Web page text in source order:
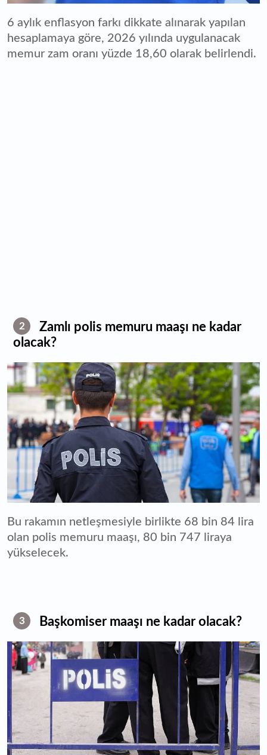
6 aylık enflasyon farkı dikkate alınarak yapılan
hesaplamaya göre, 2026 yılında uygulanacak
memur zam oranı yüzde 18,60 olarak belirlendi.
2
Zamlı polis memuru maaşı ne kadar
olacak?
Bu rakamın netleşmesiyle birlikte 68 bin 84 lira
olan polis memuru maaşı, 80 bin 747 liraya
yükselecek.
3 Başkomiser maaşı ne kadar olacak?